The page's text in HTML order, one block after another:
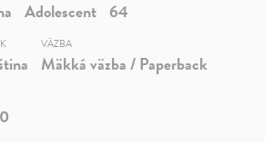
Adolescent 64
VÄZBA
Mäkká väzba / Paperback